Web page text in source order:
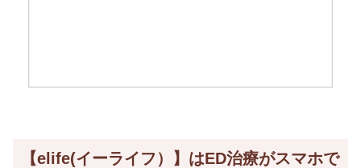
【elife(イーライフ）】はED治療がスマホで